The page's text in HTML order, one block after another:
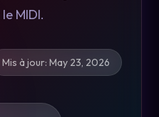
MIDI.
Mis à jour: May 23, 2026